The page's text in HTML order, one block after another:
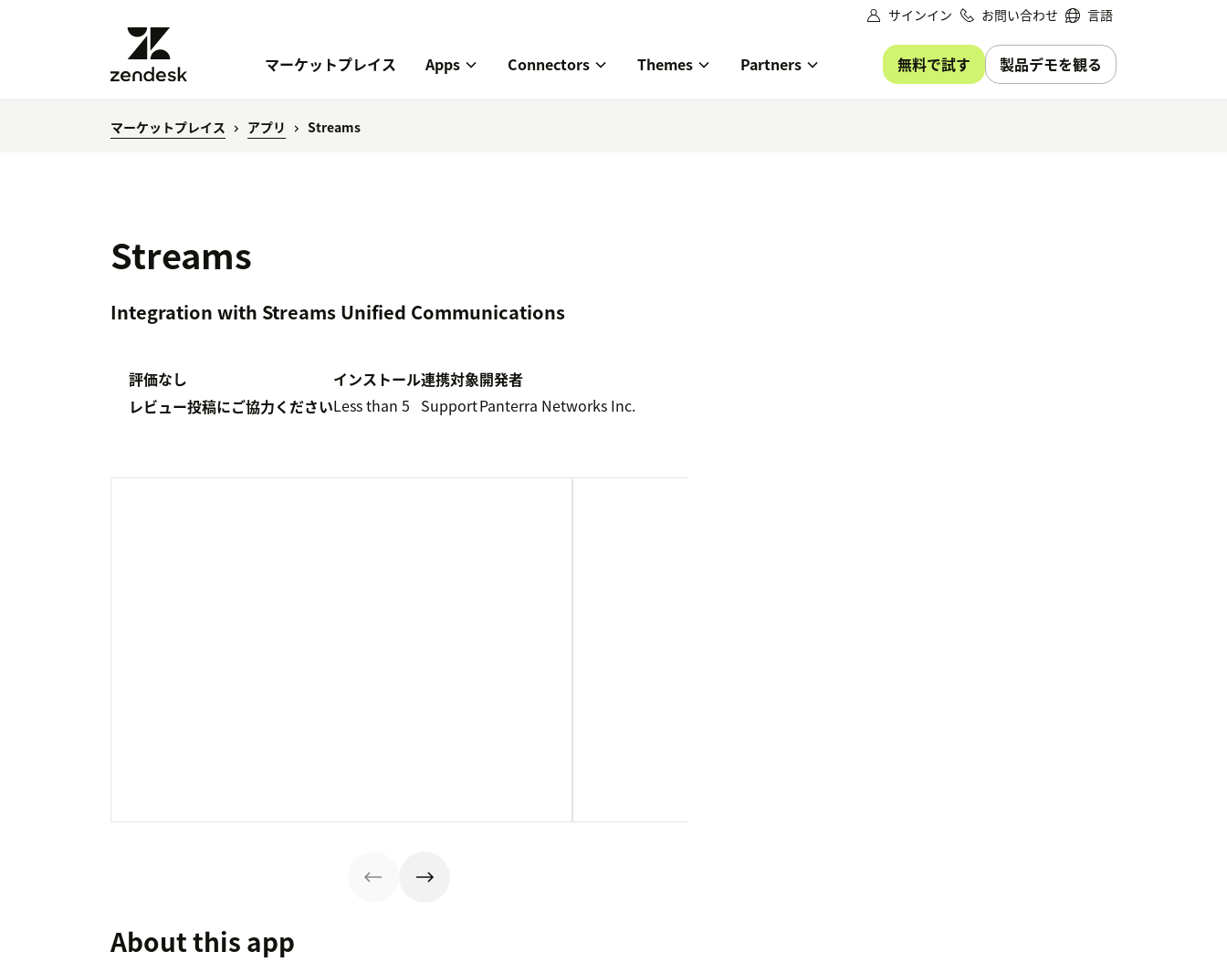
サインイン お問い合わせ 言語
マーケットプレイス Apps Connectors Themes Partners 無料で試す 製品デモを観る
マーケットプレイス アプリ Streams
Streams
Integration with Streams Unified Communications
評価なし
レビュー投稿にご協力ください
インストール
Less than 5
連携対象
Support
開発者
Panterra Networks Inc.
About this app